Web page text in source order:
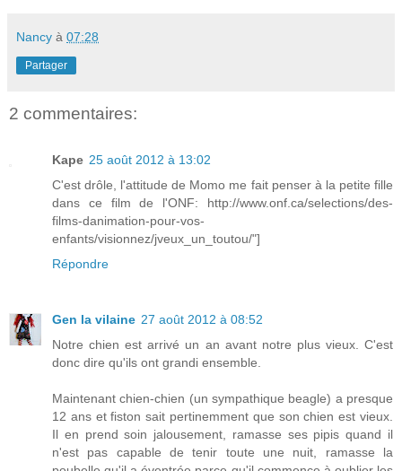
Nancy à 07:28
Partager
2 commentaires:
Kape 25 août 2012 à 13:02
C'est drôle, l'attitude de Momo me fait penser à la petite fille
dans ce film de l'ONF: http://www.onf.ca/selections/des-
films-danimation-pour-vos-
enfants/visionnez/jveux_un_toutou/"]
Répondre
Gen la vilaine 27 août 2012 à 08:52
Notre chien est arrivé un an avant notre plus vieux. C'est
donc dire qu'ils ont grandi ensemble.
Maintenant chien-chien (un sympathique beagle) a presque
12 ans et fiston sait pertinemment que son chien est vieux.
Il en prend soin jalousement, ramasse ses pipis quand il
n'est pas capable de tenir toute une nuit, ramasse la